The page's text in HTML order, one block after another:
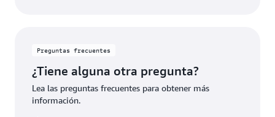
Preguntas frecuentes
¿Tiene alguna otra pregunta?
Lea las preguntas frecuentes para obtener más
información.